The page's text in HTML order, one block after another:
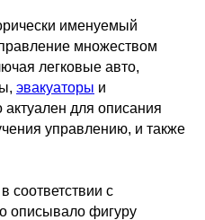
именуемый
множеством
легковые авто,
эвакуаторы и
для описания
управлению, и также
соответствии с
описывало фигуру